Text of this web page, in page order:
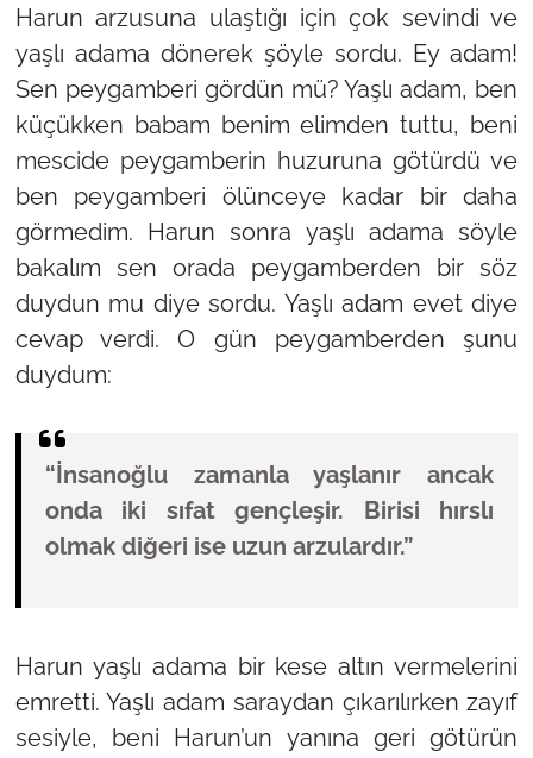
Harun arzusuna ulaştığı için çok sevindi ve
yaşlı adama dönerek şöyle sordu. Ey adam!
Sen peygamberi gördün mü? Yaşlı adam, ben
küçükken babam benim elimden tuttu, beni
mescide peygamberin huzuruna götürdü ve
ben peygamberi ölünceye kadar bir daha
görmedim. Harun sonra yaşlı adama söyle
bakalım sen orada peygamberden bir söz
duydun mu diye sordu. Yaşlı adam evet diye
cevap verdi. O gün peygamberden şunu
duydum:
“İnsanoğlu zamanla yaşlanır ancak
onda iki sıfat gençleşir. Birisi hırslı
olmak diğeri ise uzun arzulardır.”
Harun yaşlı adama bir kese altın vermelerini
emretti. Yaşlı adam saraydan çıkarılırken zayıf
sesiyle, beni Harun’un yanına geri götürün